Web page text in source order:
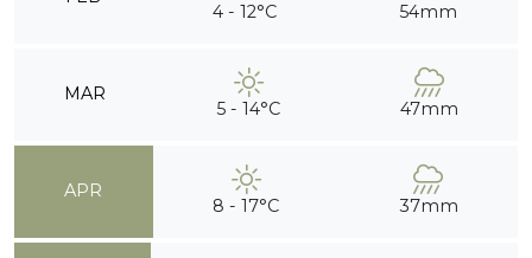
4 - 12°C 54mm
MAR
5 - 14°C 47mm
APR
8 - 17°C 37mm